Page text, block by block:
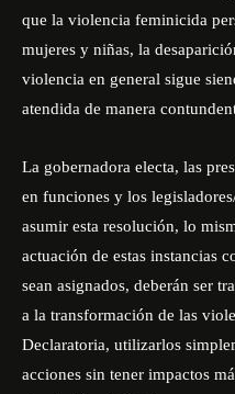
que la violencia feminicida
mujeres y niñas, la
violencia en general sigue
atendida de manera
La gobernadora electa, las
en funciones y los
asumir esta resolución, lo
actuación de estas instancias
sean asignados, deberán ser
a la transformación de las
Declaratoria, utilizarlos
acciones sin tener impactos